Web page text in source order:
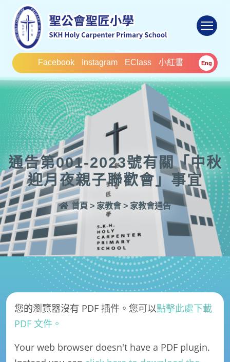
Facebook Instagram EClass 小紅書 Eng
通告第001-2023號有關「中秋
迎月夜親子聯歡會」事宜
首頁 > 家教會 > 家教會通告
您的瀏覽器沒有 PDF 插件。您可以點擊此處下載
PDF 文件。
Your web browser doesn't have a PDF plugin.